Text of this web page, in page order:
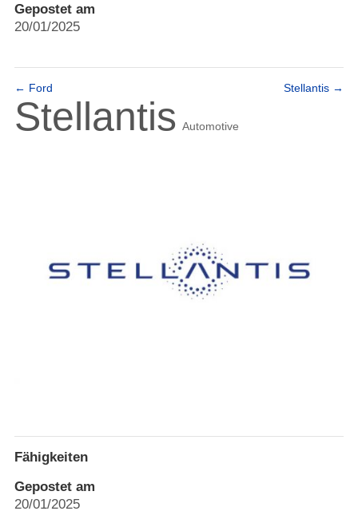
Gepostet am
20/01/2025
← Ford Stellantis →
Stellantis Automotive
Fähigkeiten
Gepostet am
20/01/2025